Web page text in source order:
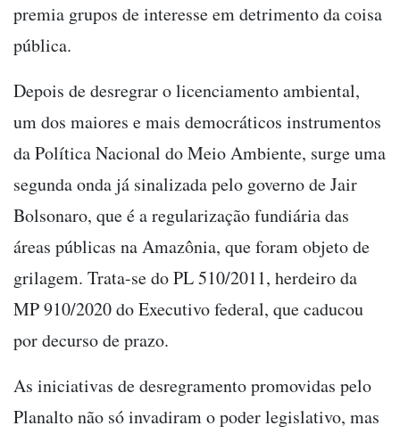
premia grupos de interesse em detrimento da coisa
pública.
Depois de desregrar o licenciamento ambiental,
um dos maiores e mais democráticos instrumentos
da Política Nacional do Meio Ambiente, surge uma
segunda onda já sinalizada pelo governo de Jair
Bolsonaro, que é a regularização fundiária das
áreas públicas na Amazônia, que foram objeto de
grilagem. Trata-se do PL 510/2011, herdeiro da
MP 910/2020 do Executivo federal, que caducou
por decurso de prazo.
As iniciativas de desregramento promovidas pelo
Planalto não só invadiram o poder legislativo, mas